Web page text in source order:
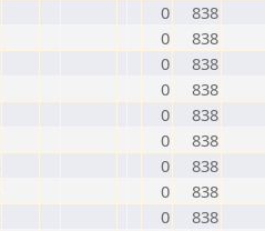
0
838
0
838
0
838
0
838
0
838
0
838
0
838
0
838
0
838